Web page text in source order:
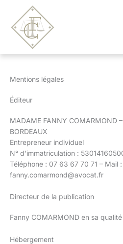
contenu
Mentions légales
Éditeur
MADAME FANNY COMARMOND
BORDEAUX
Entrepreneur individuel
N° d’immatriculation :
Téléphone : 07 63 67 70 71 – Mail :
fanny.comarmond@avocat.fr
Directeur de la publication
Fanny COMARMOND en sa
Hébergement